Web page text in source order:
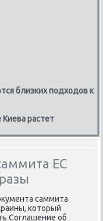
близких подходов к
растет
ЕС
саммита
котοрый
Соглашение об